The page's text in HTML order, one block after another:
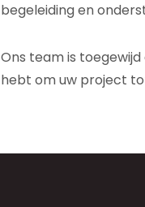
begeleiding en
Ons team is
hebt om uw project